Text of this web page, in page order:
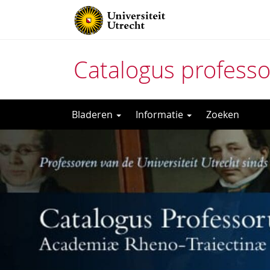
Catalogus
naar
het
inhoud
Bladeren Informatie Zoeken